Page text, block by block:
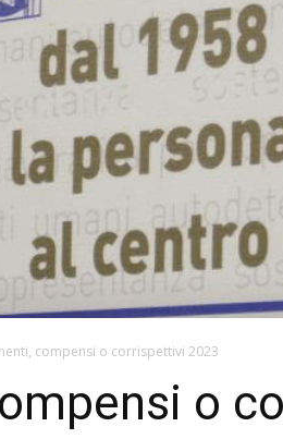
compensi o corrispettivi 2023
o